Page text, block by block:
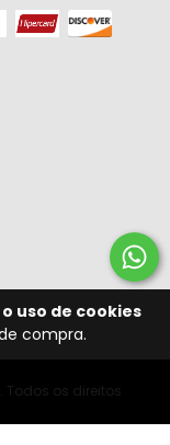
uso de cookies
compra.
Todos os direitos